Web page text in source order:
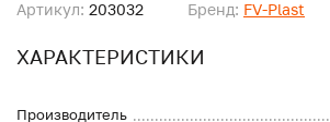
Артикул: 203032 Бренд: FV-Plast
ХАРАКТЕРИСТИКИ
Производитель